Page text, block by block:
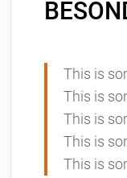
This is
This is
This is
This is
This is